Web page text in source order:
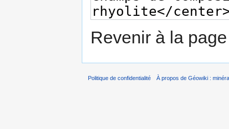
Revenir à la
Politique de confidentialité À propos de Géowiki :